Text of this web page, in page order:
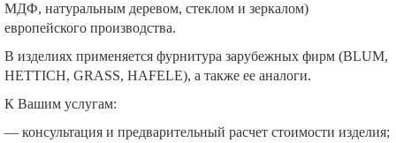
МДФ, натуральным деревом, стеклом и зеркалом)
европейского производства.
В изделиях применяется фурнитура зарубежных фирм (BLUM,
HETTICH, GRASS, HAFELE), а также ее аналоги.
К Вашим услугам:
— консультация и предварительный расчет стоимости изделия;